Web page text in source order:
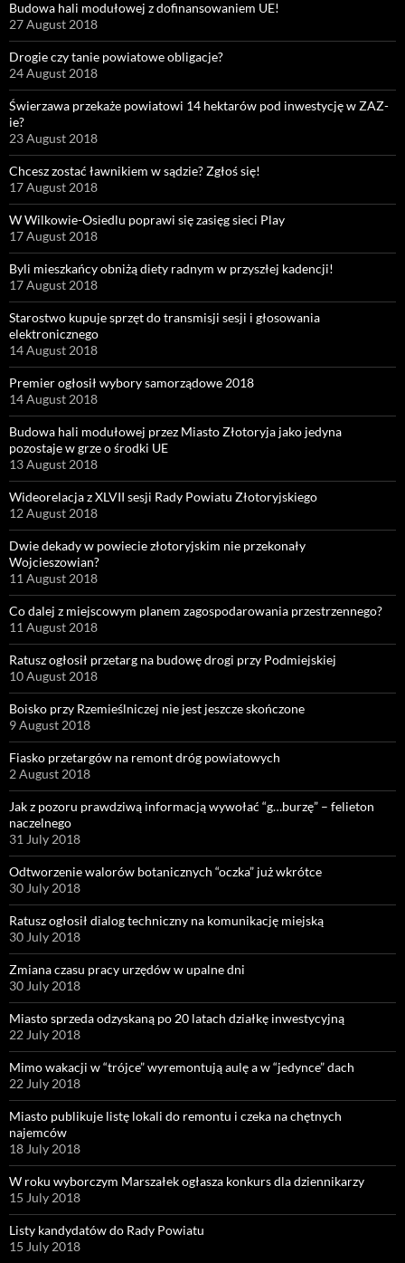
Budowa hali modułowej z dofinansowaniem UE!
27 August 2018
Drogie czy tanie powiatowe obligacje?
24 August 2018
Świerzawa przekaże powiatowi 14 hektarów pod inwestycję w ZAZ-
ie?
23 August 2018
Chcesz zostać ławnikiem w sądzie? Zgłoś się!
17 August 2018
W Wilkowie-Osiedlu poprawi się zasięg sieci Play
17 August 2018
Byli mieszkańcy obniżą diety radnym w przyszłej kadencji!
17 August 2018
Starostwo kupuje sprzęt do transmisji sesji i głosowania
elektronicznego
14 August 2018
Premier ogłosił wybory samorządowe 2018
14 August 2018
Budowa hali modułowej przez Miasto Złotoryja jako jedyna
pozostaje w grze o środki UE
13 August 2018
Wideorelacja z XLVII sesji Rady Powiatu Złotoryjskiego
12 August 2018
Dwie dekady w powiecie złotoryjskim nie przekonały
Wojcieszowian?
11 August 2018
Co dalej z miejscowym planem zagospodarowania przestrzennego?
11 August 2018
Ratusz ogłosił przetarg na budowę drogi przy Podmiejskiej
10 August 2018
Boisko przy Rzemieślniczej nie jest jeszcze skończone
9 August 2018
Fiasko przetargów na remont dróg powiatowych
2 August 2018
Jak z pozoru prawdziwą informacją wywołać “g…burzę” – felieton
naczelnego
31 July 2018
Odtworzenie walorów botanicznych “oczka” już wkrótce
30 July 2018
Ratusz ogłosił dialog techniczny na komunikację miejską
30 July 2018
Zmiana czasu pracy urzędów w upalne dni
30 July 2018
Miasto sprzeda odzyskaną po 20 latach działkę inwestycyjną
22 July 2018
Mimo wakacji w “trójce” wyremontują aulę a w “jedynce” dach
22 July 2018
Miasto publikuje listę lokali do remontu i czeka na chętnych
najemców
18 July 2018
W roku wyborczym Marszałek ogłasza konkurs dla dziennikarzy
15 July 2018
Listy kandydatów do Rady Powiatu
15 July 2018